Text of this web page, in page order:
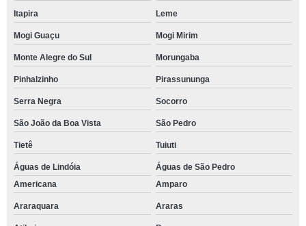
Itapira Leme
Mogi Guaçu Mogi Mirim
Monte Alegre do Sul Morungaba
Pinhalzinho Pirassununga
Serra Negra Socorro
São João da Boa Vista São Pedro
Tietê Tuiuti
Águas de Lindóia
Águas de São Pedro
Americana
Amparo
Araraquara Araras